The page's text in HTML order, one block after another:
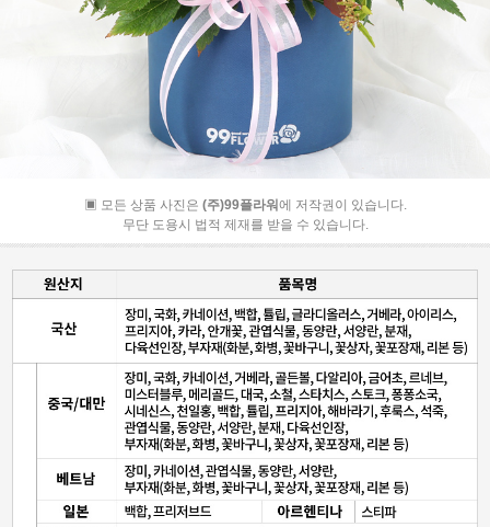
▣ 모든 상품 사진은 (주)99플라워에 저작권이 있습니다.
무단 도용시 법적 제재를 받을 수 있습니다.